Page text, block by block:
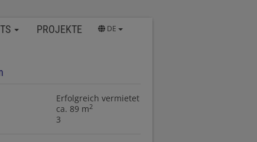
PROJEKTE DE
Erfolgreich vermietet
ca. 89 m2
3